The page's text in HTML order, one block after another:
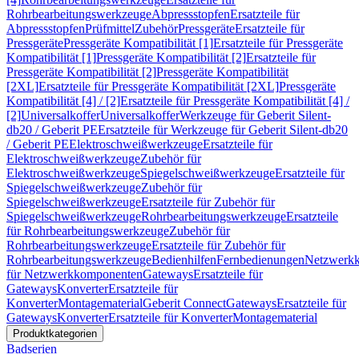
RohrbearbeitungswerkzeugeAbpressstopfenErsatzteile für
AbpressstopfenPrüfmittelZubehörPressgeräteErsatzteile für
PressgerätePressgeräte Kompatibilität [1]Ersatzteile für Pressgeräte
Kompatibilität [1]Pressgeräte Kompatibilität [2]Ersatzteile für
Pressgeräte Kompatibilität [2]Pressgeräte Kompatibilität
[2XL]Ersatzteile für Pressgeräte Kompatibilität [2XL]Pressgeräte
Kompatibilität [4] / [2]Ersatzteile für Pressgeräte Kompatibilität [4] /
[2]UniversalkofferUniversalkofferWerkzeuge für Geberit Silent-
db20 / Geberit PEErsatzteile für Werkzeuge für Geberit Silent-db20
/ Geberit PEElektroschweißwerkzeugeErsatzteile für
ElektroschweißwerkzeugeZubehör für
ElektroschweißwerkzeugeSpiegelschweißwerkzeugeErsatzteile für
SpiegelschweißwerkzeugeZubehör für
SpiegelschweißwerkzeugeErsatzteile für Zubehör für
SpiegelschweißwerkzeugeRohrbearbeitungswerkzeugeErsatzteile
für RohrbearbeitungswerkzeugeZubehör für
RohrbearbeitungswerkzeugeErsatzteile für Zubehör für
RohrbearbeitungswerkzeugeBedienhilfenFernbedienungen
für NetzwerkkomponentenGatewaysErsatzteile für
GatewaysKonverterErsatzteile für
KonverterMontagematerialGeberit ConnectGatewaysErsatzteile für
GatewaysKonverterErsatzteile für KonverterMontagematerial
Produktkategorien
Badserien